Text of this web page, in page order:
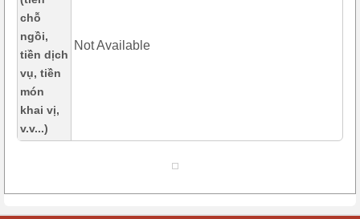
chỗ
ngồi,
tiền dịch
vụ, tiền
món
khai vị,
v.v...)
Not Available